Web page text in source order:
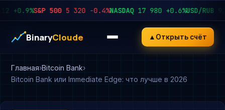
S&P 500 5 320 −0.4%NASDAQ 17 980 +0.6%USD/RUB 92.45
BinaryCloude ▲ Открыть счёт
Главная Bitcoin Bank
Bitcoin Bank или Immediate Edge: что лучше в 2026